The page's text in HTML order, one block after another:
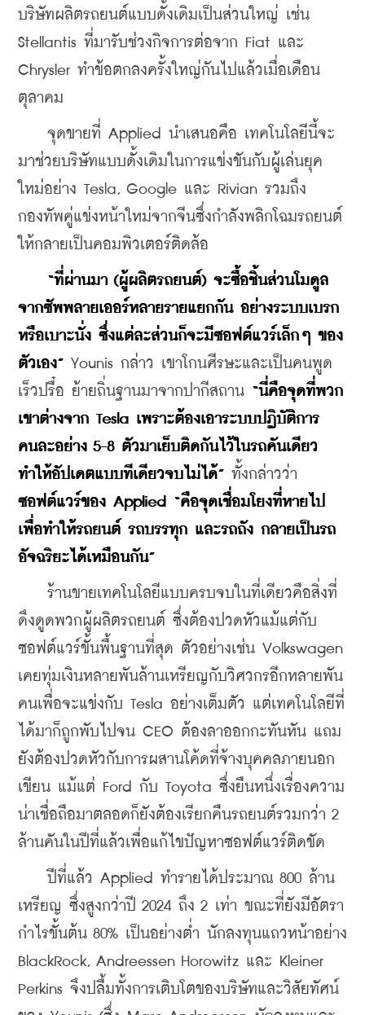
บริษัทผลิตรถยนต์แบบดั้งเดิมเป็นส่วนใหญ่ เช่น
Stellantis ที่มารับช่วงกิจการต่อจาก Fiat และ
Chrysler ทำข้อตกลงครั้งใหญ่กันไปแล้วเมื่อเดือน
ตุลาคม
จุดขายที่ Applied นำเสนอคือ เทคโนโลยีนี้จะ
มาช่วยบริษัทแบบดั้งเดิมในการแข่งขันกับผู้เล่นยุค
ใหม่อย่าง Tesla, Google และ Rivian รวมถึง
กองทัพคู่แข่งหน้าใหม่จากจีนซึ่งกำลังพลิกโฉมรถยนต์
ให้กลายเป็นคอมพิวเตอร์ติดล้อ
“ที่ผ่านมา (ผู้ผลิตรถยนต์) จะซื้อชิ้นส่วนโมดูล
จากซัพพลายเออร์หลายรายแยกกัน อย่างระบบเบรก
หรือเบาะนั่ง ซึ่งแต่ละส่วนก็จะมีซอฟต์แวร์เล็กๆ ของ
ตัวเอง” Younis กล่าว เขาโกนศีรษะและเป็นคนพูด
เร็วปรื๋อ ย้ายถิ่นฐานมาจากปากีสถาน “นี่คือจุดที่พวก
เขาต่างจาก Tesla เพราะต้องเอาระบบปฏิบัติการ
คนละอย่าง 5-8 ตัวมาเย็บติดกันไว้ในรถคันเดียว
ทำให้อัปเดตแบบทีเดียวจบไม่ได้”
ซอฟต์แวร์ของ Applied “คือจุดเชื่อมโยงที่หายไป
เพื่อทำให้รถยนต์ รถบรรทุก และรถถัง กลายเป็นรถ
อัจฉริยะได้เหมือนกัน”
ร้านขายเทคโนโลยีแบบครบจบในที่เดียวคือสิ่งที่
ดึงดูดพวกผู้ผลิตรถยนต์ ซึ่งต้องปวดหัวแม้แต่กับ
ซอฟต์แวร์ขั้นพื้นฐานที่สุด ตัวอย่างเช่น Volkswagen
เคยทุ่มเงินหลายพันล้านเหรียญกับวิศวกรอีกหลายพัน
คนเพื่อจะแข่งกับ Tesla อย่างเต็มตัว แต่เทคโนโลยีที่
ได้มาก็ถูกพับไปจน CEO ต้องลาออกกะทันหัน แถม
ยังต้องปวดหัวกับการผสานโค้ดที่จ้างบุคคลภายนอก
เขียน แม้แต่ Ford กับ Toyota ซึ่งยืนหนึ่งเรื่องความ
น่าเชื่อถือมาตลอดก็ยังต้องเรียกคืนรถยนต์รวมกว่า 2
ล้านคันในปีที่แล้วเพื่อแก้ไขปัญหาซอฟต์แวร์ติดขัด
ปีที่แล้ว Applied ทำรายได้ประมาณ 800 ล้าน
เหรียญ ซึ่งสูงกว่าปี 2024 ถึง 2 เท่า ขณะที่ยังมีอัตรา
กำไรขั้นต้น 80% เป็นอย่างต่ำ นักลงทุนแถวหน้าอย่าง
BlackRock, Andreessen Horowitz และ Kleiner
Perkins จึงปลื้มทั้งการเติบโตของบริษัทและวิสัยทัศน์